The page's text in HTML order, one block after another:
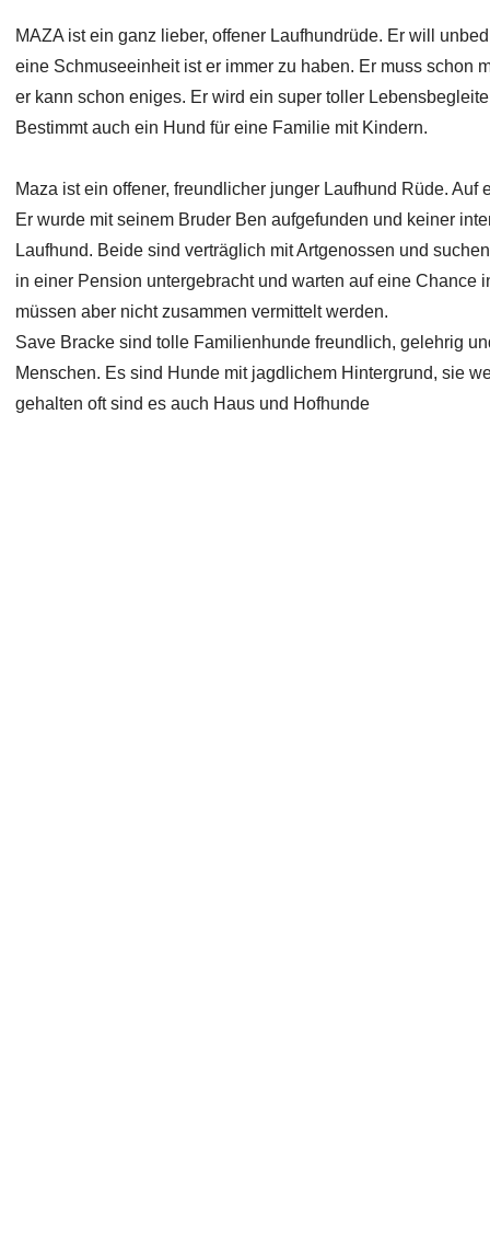
MAZA ist ein ganz lieber, offener Laufhundrüde. Er will
eine Schmuseeinheit ist er immer zu haben. Er muss schon
er kann schon eniges. Er wird ein super toller
Bestimmt auch ein Hund für eine Familie mit Kindern.
Maza ist ein offener, freundlicher junger Laufhund Rüde. Auf
Er wurde mit seinem Bruder Ben aufgefunden und keiner
Laufhund. Beide sind verträglich mit Artgenossen und
in einer Pension untergebracht und warten auf eine Chance
müssen aber nicht zusammen vermittelt werden.
Save Bracke sind tolle Familienhunde freundlich, gelehrig
Menschen. Es sind Hunde mit jagdlichem Hintergrund, sie
gehalten oft sind es auch Haus und Hofhunde